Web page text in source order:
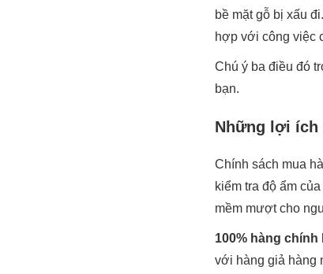
bề mặt gỗ bị xấu
hợp với công việc
Chú ý ba điều đó
bạn.
Những lợi ích
Chính sách mua
kiểm tra độ ẩm
mềm mượt cho
100% hàng chính
với hàng giả hàng